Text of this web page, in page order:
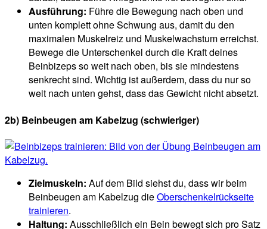
Ausführung: Führe die Bewegung nach oben und
unten komplett ohne Schwung aus, damit du den
maximalen Muskelreiz und Muskelwachstum erreichst.
Bewege die Unterschenkel durch die Kraft deines
Beinbizeps so weit nach oben, bis sie mindestens
senkrecht sind. Wichtig ist außerdem, dass du nur so
weit nach unten gehst, dass das Gewicht nicht absetzt.
2b) Beinbeugen am Kabelzug (schwieriger)
Zielmuskeln: Auf dem Bild siehst du, dass wir beim
Beinbeugen am Kabelzug dieOberschenkelrückseite
trainieren.
Haltung: Ausschließlich ein Bein bewegt sich pro Satz